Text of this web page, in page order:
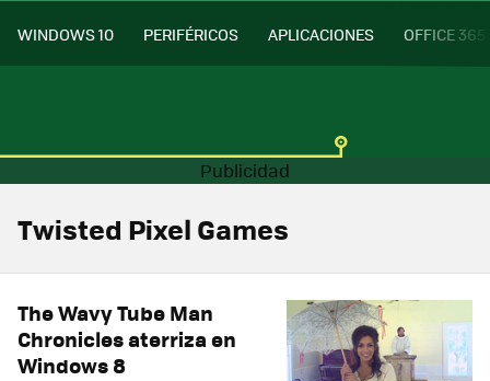
WINDOWS 10 PERIFÉRICOS APLICACIONES OFFICE 365
Twisted Pixel Games
The Wavy Tube Man
Chronicles aterriza en
Windows 8